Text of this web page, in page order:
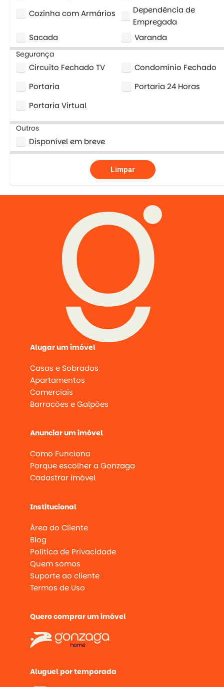
Cozinha com Armários
Dependência de
Empregada
Sacada
Varanda
Segurança
Circuito Fechado TV
Condomínio Fechado
Portaria
Portaria 24 Horas
Portaria Virtual
Outros
Disponível em breve
Limpar
Alugar um imóvel
Casas e Sobrados
Apartamentos
Comerciais
Barracões e Galpões
Anunciar um imóvel
Como Funciona
Porque escolher a Gonzaga
Cadastrar imóvel
Institucional
Área do Cliente
Blog
Política de Privacidade
Quem somos
Suporte ao cliente
Termos de Uso
Quero comprar um imóvel
Aluguel por temporada